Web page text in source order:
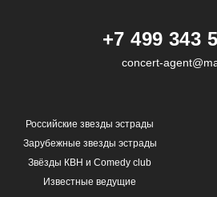
+7 499 343
concert-
Российские звезды эстрады
Зарубежные звезды эстрады
Звёзды КВН и Comedy club
Известные ведущие